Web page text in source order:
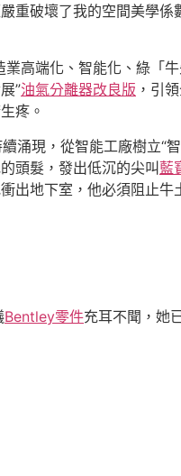
重破壞了我的空間美學係
高端化、智能化、綠「
”油氣分離器改良版 ，引
疼。
涌現，從智能工廠樹立“
頭髮，發出低沉的尖叫藍
出地下室，他必須阻止
Bentley零件充耳不聞，她